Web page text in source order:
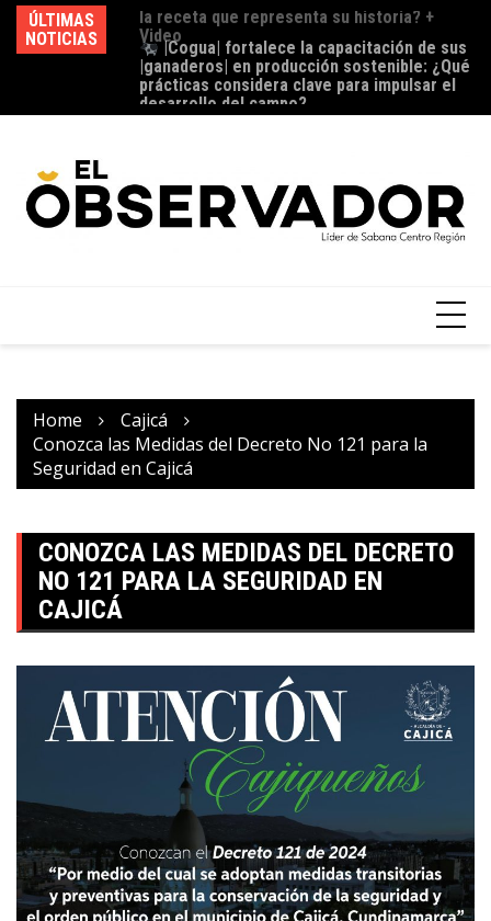
ÚLTIMAS
NOTICIAS
para las
del XI |Festival
a compartir
|Cogua| fortalece la capacitación de sus
|ganaderos| en producción sostenible: ¿Qué
prácticas considera clave para impulsar el
desarrollo del campo?
Home
Cajicá
Conozca las Medidas del Decreto No 121 para la
Seguridad en Cajicá
CONOZCA LAS MEDIDAS DEL DECRETO
NO 121 PARA LA SEGURIDAD EN
CAJICÁ